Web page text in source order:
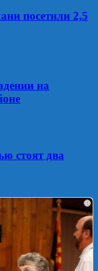
посетили 2,5
на
стоят два
i